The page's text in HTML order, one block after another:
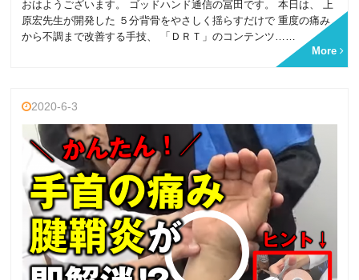
おはようございます。 ゴッドハンド通信の冨田です。 本日は、 上
原宏先生が開発した ５分背骨をやさしく揺らすだけで 重度の痛み
から不調まで改善する手技、 「ＤＲＴ」のコンテンツ……
More
2020-6-3